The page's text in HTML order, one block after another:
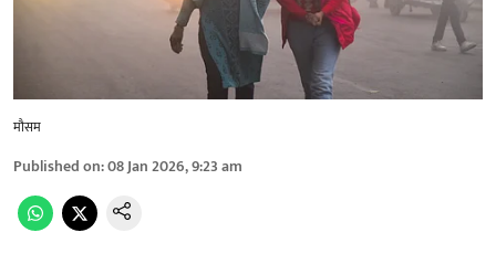
मौसम
Published on:08 Jan 2026, 9:23 am